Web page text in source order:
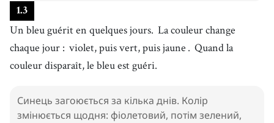
1.3
Un bleu guérit en quelques jours. La couleur change
chaque jour : violet, puis vert, puis jaune . Quand la
couleur disparaît, le bleu est guéri.
Синець загоюється за кілька днів. Колір
змінюється щодня: фіолетовий, потім зелений,